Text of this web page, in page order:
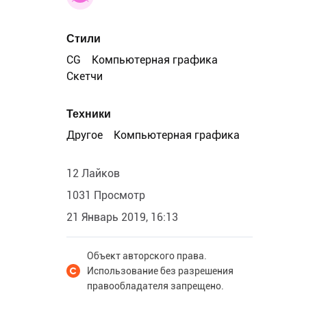
Стили
CG
Компьютерная графика
Скетчи
Техники
Другое
Компьютерная графика
12 Лайков
1031 Просмотр
21 Январь 2019, 16:13
Объект авторского права.
Использование без разрешения
правообладателя запрещено.